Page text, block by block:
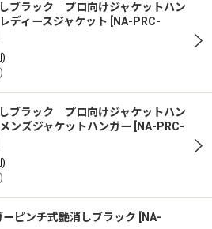
しブラック プロ向けジャケットハン
ィースジャケット
NA-PRC-
)
)
しブラック プロ向けジャケットハン
ンズジャケットハンガー
NA-PRC-
)
)
ピンチ式艶消しブラック
NA-